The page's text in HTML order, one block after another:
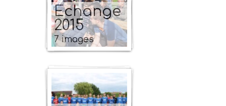
Echange
2015
7 images